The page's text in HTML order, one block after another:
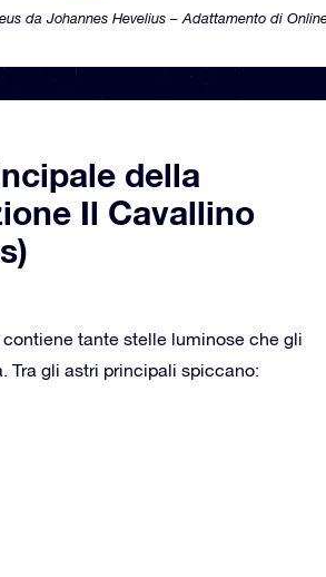
da Johannes Hevelius – Adattamento di
della
Il Cavallino
tante stelle luminose che gli
Tra gli astri principali spiccano: